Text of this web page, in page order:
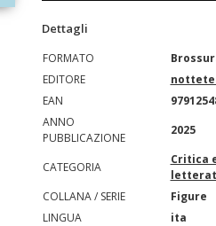
Dettagli
FORMATO
EDITORE
EAN
ANNO
PUBBLICAZIONE
2025
CATEGORIA
Critica
COLLANA / SERIE
Figure
LINGUA
ita